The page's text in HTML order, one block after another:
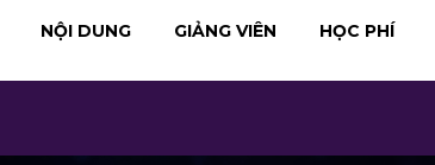
NỘI DUNG HỌC PHÍ
GIẢNG VIÊN